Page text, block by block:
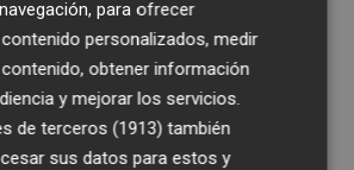
para ofrecer
personalizados, medir
obtener información
y mejorar los servicios.
de terceros (1913) también
sus datos para estos y